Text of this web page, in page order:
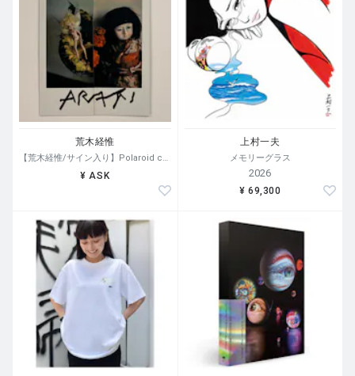
荒木経惟
【荒木経惟/サイン入り】Polaroid collage
¥ ASK
上村一夫
メモリーグラス
2026
¥ 69,300